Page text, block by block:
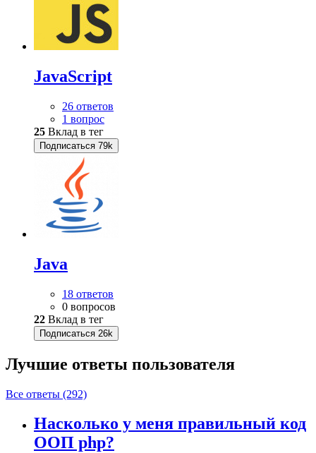
JavaScript
26 ответов
1 вопрос
25 Вклад в тег
Подписаться 79k
Java
18 ответов
0 вопросов
22 Вклад в тег
Подписаться 26k
Лучшие ответы пользователя
Все ответы (292)
Насколько у меня правильный код
ООП php?